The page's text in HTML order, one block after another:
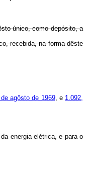
único, como depósito, a
recebida, na forma dêste
agôsto de 1969, e 1.092,
energia elétrica, e para o